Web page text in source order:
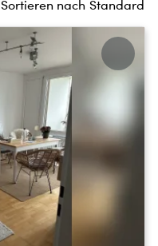
Sortieren nach Standard